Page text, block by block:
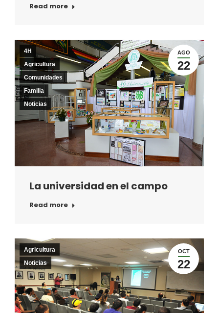
Read more
AGO
22
4H
Agricultura
Comunidades
Familia
Noticias
La universidad en el campo
Read more
OCT
22
Agricultura
Noticias